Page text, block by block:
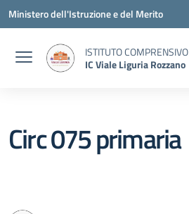
Vai ai contenuti
Vai al menu di navigazione
Vai al footer
Ministero dell'Istruzione e del Merito
ISTITUTO COMPRENSIVO
IC Viale Liguria Rozzano
Circ 075 primaria